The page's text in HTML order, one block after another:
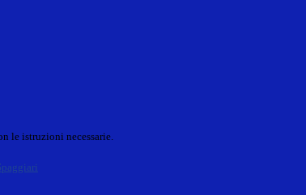
le istruzioni necessarie.